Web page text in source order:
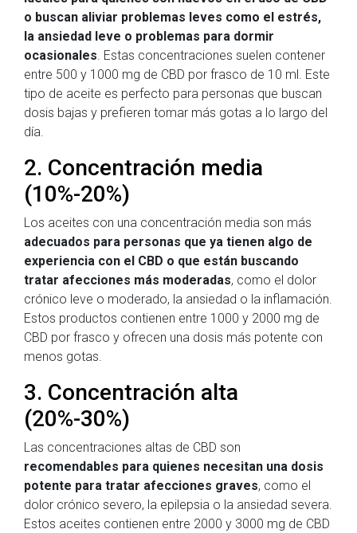
o buscan aliviar problemas leves como el estrés,
la ansiedad leve o problemas para dormir
ocasionales . Estas concentraciones suelen contener
entre 500 y 1000 mg de CBD por frasco de 10 ml. Este
tipo de aceite es perfecto para personas que buscan
dosis bajas y prefieren tomar más gotas a lo largo del
día.
2. Concentración media
(10%-20%)
Los aceites con una concentración media son más
adecuados para personas que ya tienen algo de
experiencia con el CBD o que están buscando
tratar afecciones más moderadas, como el dolor
crónico leve o moderado, la ansiedad o la inflamación.
Estos productos contienen entre 1000 y 2000 mg de
CBD por frasco y ofrecen una dosis más potente con
menos gotas.
3. Concentración alta
(20%-30%)
Las concentraciones altas de CBD son
recomendables para quienes necesitan una dosis
potente para tratar afecciones graves, como el
dolor crónico severo, la epilepsia o la ansiedad severa.
Estos aceites contienen entre 2000 y 3000 mg de CBD